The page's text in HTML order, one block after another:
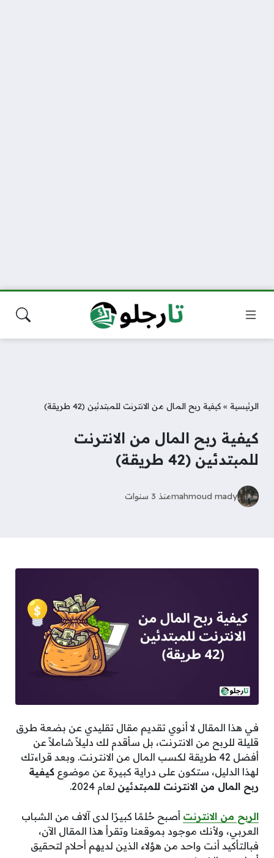
الرئيسية » كيفية ربح المال من الانترنت للمبتدئين (42 طريقة)
كيفية ربح المال من الانترنت
للمبتدئين (42 طريقة)
mahmoud madyمنذ 3 سنوات
في هذا المقال لا أنوي تقديم مقال تقليدي عن بضعة طرق
قليلة للربح من الانترنت، بل سأقدم لك دليلاً شاملاً عن
أفضل 42 طريقة لكسب المال من الانترنت. وبعد قراءتك
لهذا الدليل، ستكون على دراية كبيرة عن موضوع كيفية
ربح المال من الانترنت للمبتدئين لعام 2024.
الربح من الانترنت أصبح حُلمًا كبيرًا لدى آلاف من الشباب
العربي، ولأنك موجود بموقعنا وتقرأ هذا المقال الآن،
فبالتأكيد أنت واحد من هؤلاء الذين لديهم أحلام لتحقيق